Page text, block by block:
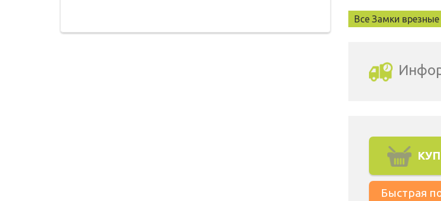
Все Замки врезные